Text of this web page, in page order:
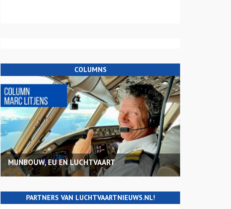
COLUMNS
MIJNBOUW, EU EN LUCHTVAART
PARTNERS VAN LUCHTVAARTNIEUWS.NL!